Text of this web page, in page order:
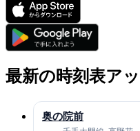
最新の時刻表ア
奥の院前